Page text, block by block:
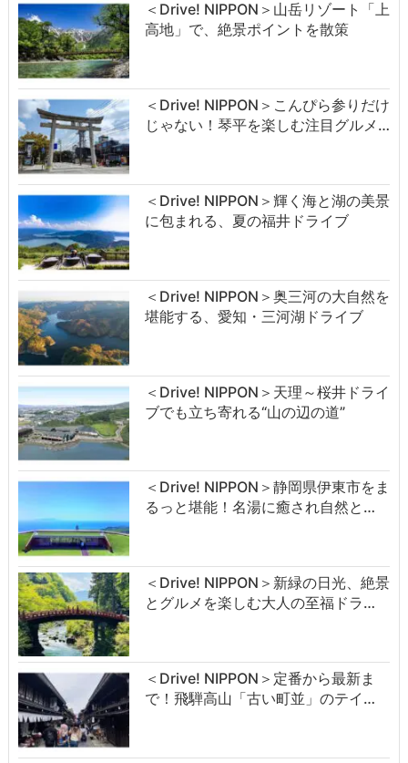
＜Drive! NIPPON＞山岳リゾート「上
高地」で、絶景ポイントを散策
＜Drive! NIPPON＞こんぴら参りだけ
じゃない！琴平を楽しむ注目グルメ…
＜Drive! NIPPON＞輝く海と湖の美景
に包まれる、夏の福井ドライブ
＜Drive! NIPPON＞奥三河の大自然を
堪能する、愛知・三河湖ドライブ
＜Drive! NIPPON＞天理～桜井ドライ
ブでも立ち寄れる“山の辺の道”
＜Drive! NIPPON＞静岡県伊東市をま
るっと堪能！名湯に癒され自然と…
＜Drive! NIPPON＞新緑の日光、絶景
とグルメを楽しむ大人の至福ドラ…
＜Drive! NIPPON＞定番から最新ま
で！飛騨高山「古い町並」のテイ…